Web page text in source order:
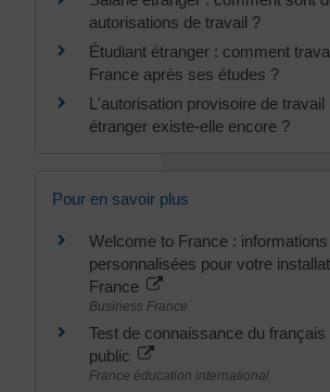
autorisations de travail ?
Étudiant étranger : comment
France après ses études ?
L'autorisation provisoire de travail
étranger existe-elle encore ?
Pour en savoir plus
Welcome to France : informations
personnalisées pour votre
France
Business France
Test de connaissance du
public
France éducation international